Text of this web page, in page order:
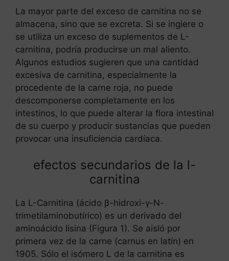
La mayor parte del exceso de carnitina no se
almacena, sino que se excreta. Si se ingiere o
se utiliza un exceso de suplementos de L-
carnitina, podría producirse un mal aliento.
Algunos estudios sugieren que una cantidad
excesiva de carnitina, especialmente la
procedente de la carne roja, no puede
descomponerse completamente en los
intestinos, lo que puede alterar la flora intestinal
de su cuerpo y producir sustancias que pueden
provocar una insuficiencia cardíaca.
efectos secundarios de la l-
carnitina
La L-Carnitina (ácido β-hidroxi-γ-N-
trimetilaminobutírico) es un derivado del
aminoácido lisina (Figura 1). Se aisló por
primera vez de la carne (carnus en latín) en
1905. Sólo el isómero L de la carnitina es